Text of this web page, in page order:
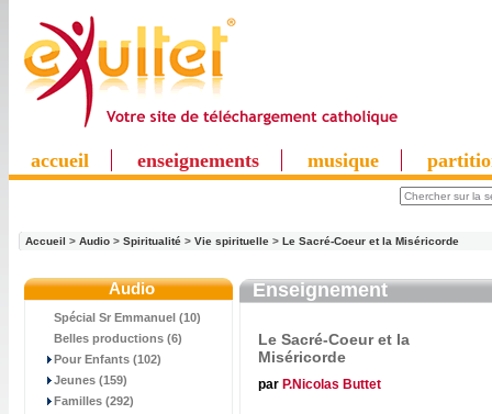
accueil enseignements musique
Accueil > Audio > Spiritualité > Vie spirituelle > Le Sacré-Coeur et la Miséricorde
Audio
Spécial Sr Emmanuel (10)
Belles productions (6)
Pour Enfants (102)
Jeunes (159)
Familles (292)
Enseignement
Le Sacré-Coeur et la
Miséricorde
par P.Nicolas Buttet